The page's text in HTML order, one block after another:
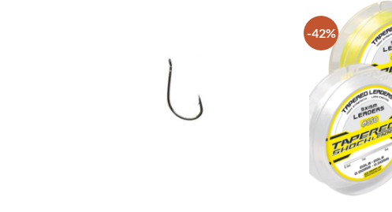
-42%
+